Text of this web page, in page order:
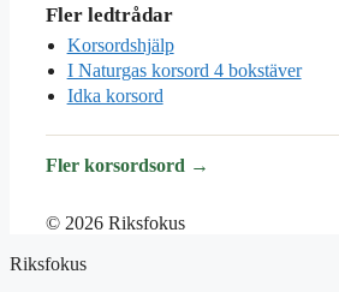
Fler ledtrådar
Korsordshjälp
I Naturgas korsord 4 bokstäver
Idka korsord
Fler korsordsord →
© 2026 Riksfokus
Riksfokus